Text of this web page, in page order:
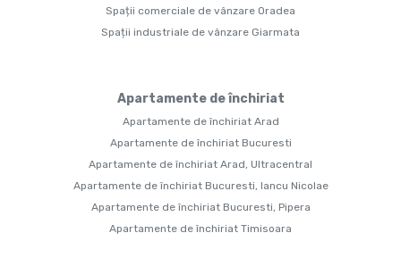
Spații comerciale de vânzare Oradea
Spații industriale de vânzare Giarmata
Apartamente de închiriat
Apartamente de închiriat Arad
Apartamente de închiriat Bucuresti
Apartamente de închiriat Arad, Ultracentral
Apartamente de închiriat Bucuresti, Iancu Nicolae
Apartamente de închiriat Bucuresti, Pipera
Apartamente de închiriat Timisoara